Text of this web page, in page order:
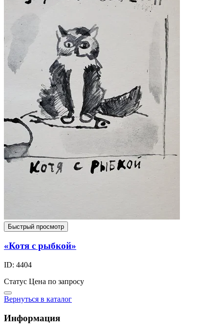
Быстрый просмотр
«Котя с рыбкой»
ID: 4404
Статус Цена по запросу
Вернуться в каталог
Информация